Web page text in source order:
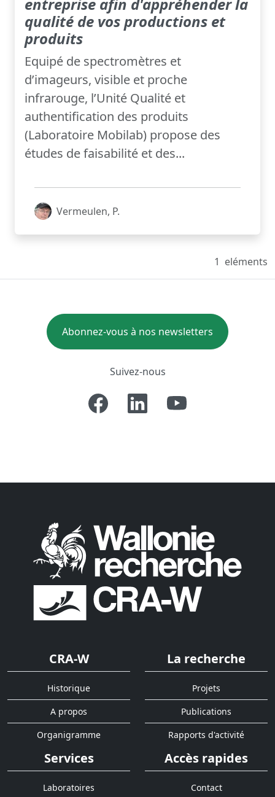
entreprise afin d'appréhender la
qualité de vos productions et
produits
Equipé de spectromètres et
d’imageurs, visible et proche
infrarouge, l’Unité Qualité et
authentification des produits
(Laboratoire Mobilab) propose des
études de faisabilité et des...
Vermeulen, P.
1 eléments
Abonnez-vous à nos newsletters
Suivez-nous
CRA-W
Historique
A propos
Organigramme
La recherche
Projets
Publications
Rapports d'activité
Services
Laboratoires
Accès rapides
Contact